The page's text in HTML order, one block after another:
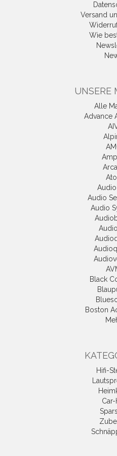
Versand
Wie
UNSERE
Alle
Advance
Atoll
Audio
Audio
Black
Boston
Hifi-
Car-